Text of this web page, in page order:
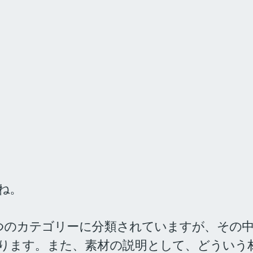
。
のカテゴリーに分類されていますが、その
ます。また、素材の説明として、どうい